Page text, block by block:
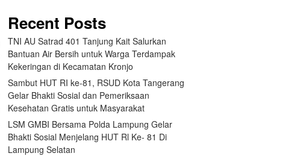
Recent Posts
TNI AU Satrad 401 Tanjung Kait Salurkan
Bantuan Air Bersih untuk Warga Terdampak
Kekeringan di Kecamatan Kronjo
Sambut HUT RI ke-81, RSUD Kota Tangerang
Gelar Bhakti Sosial dan Pemeriksaan
Kesehatan Gratis untuk Masyarakat
LSM GMBI Bersama Polda Lampung Gelar
Bhakti Sosial Menjelang HUT Rl Ke- 81 Di
Lampung Selatan